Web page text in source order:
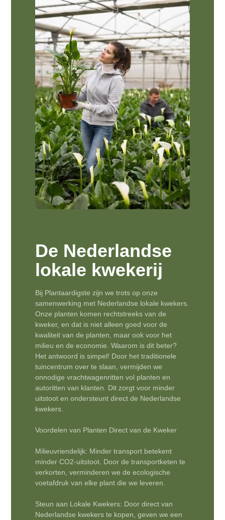
De Nederlandse
lokale kwekerij
Bij Plantaardigste zijn we trots op onze
samenwerking met Nederlandse lokale kwekers.
Onze planten komen rechtstreeks van de
kweker, en dat is niet alleen goed voor de
kwaliteit van de planten, maar ook voor het
milieu en de economie. Waarom is dit beter?
Het antwoord is simpel! Door het traditionele
tuincentrum over te slaan, vermijden we
onnodige vrachtwagenritten vol planten en
autoritten van klanten. Dit zorgt voor minder
uitstoot en ondersteunt direct de Nederlandse
kwekers.
Voordelen van Planten Direct van de Kweker
Milieuvriendelijk: Minder transport betekent
minder CO2-uitstoot. Door de transportketen te
verkorten, verminderen we de ecologische
voetafdruk van elke plant die we leveren.
Steun aan Lokale Kwekers: Door direct van
Nederlandse kwekers te kopen, geven we een